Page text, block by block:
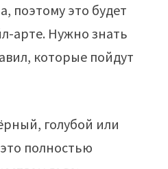
поэтому это будет
арте. Нужно знать
которые пойдут
голубой или
полностью